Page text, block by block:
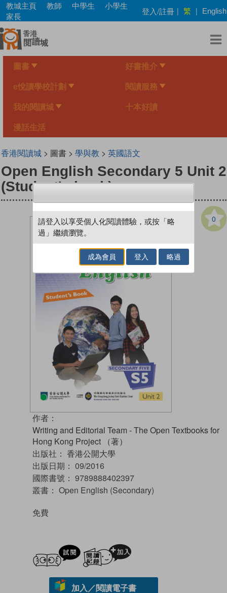
Skip
main
content
教城主頁 教師 中學生
小學生
家長
登入/註冊 | 繁 | English
圖書 好書推介
e悅讀學校計劃 閱讀服務
我的閱讀城 十本好讀
漫話生活
香港閱讀城> 圖書 > 學與教 > 英國語文
Open English Secondary 5 Unit 2
(Student's book)
0
作者：
Writing and Editorial Team - The Open Textbooks for
Hong Kong Project （著）
出版社： 香港公開大學
出版日期： 09/2016
國際書號： 9789888402397
叢書： Open English (Secondary)
免費
試閲
加入／閱讀電子書
請登入以享受個人化閱讀體驗，或按「略
過」繼續瀏覽。
成為會員 登入 略過